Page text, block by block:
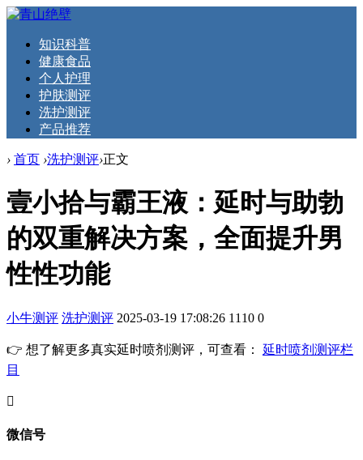
知识科普
健康食品
个人护理
护肤测评
洗护测评
产品推荐
› 首页 ›洗护测评›正文
壹小拾与霸王液：延时与助勃
的双重解决方案，全面提升男
性性功能
小牛测评 洗护测评 2025-03-19 17:08:26 1110 0
👉 想了解更多真实延时喷剂测评，可查看： 延时喷剂测评栏
目
󦘖
微信号